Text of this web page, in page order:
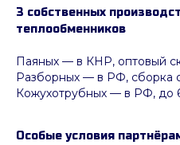
3 собственных
теплообменников
Паяных — в КНР, оптовый
Разборных — в РФ, сборка
Кожухотрубных — в РФ, до
Особые условия